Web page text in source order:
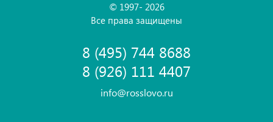
© 1997- 2026
Все права защищены
8 (495) 744 8688
8 (926) 111 4407
info@rosslovo.ru